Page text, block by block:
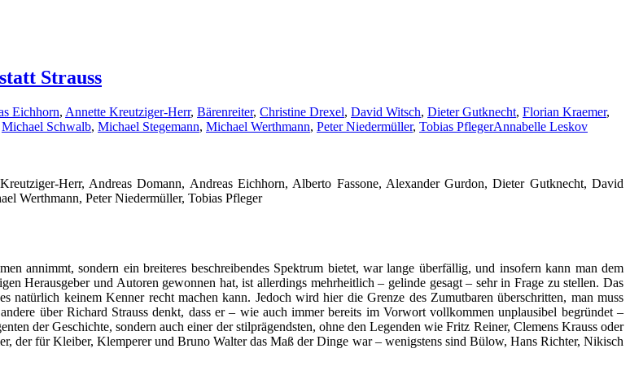
Strauss
Eichhorn, Annette Kreutziger-Herr, Bärenreiter, Christine Drexel, David Witsch, Dieter Gutknecht, Florian Kraemer,
Michael Schwalb, Michael Stegemann, Michael Werthmann, Peter Niedermüller, Tobias PflegerAnnabelle Leskov
Herr, Andreas Domann, Andreas Eichhorn, Alberto Fassone, Alexander Gurdon, Dieter Gutknecht, David
Werthmann, Peter Niedermüller, Tobias Pfleger
annimmt, sondern ein breiteres beschreibendes Spektrum bietet, war lange überfällig, und insofern kann man dem
Herausgeber und Autoren gewonnen hat, ist allerdings mehrheitlich – gelinde gesagt – sehr in Frage zu stellen. Das
keinem Kenner recht machen kann. Jedoch wird hier die Grenze des Zumutbaren überschritten, man muss
über Richard Strauss denkt, dass er – wie auch immer bereits im Vorwort vollkommen unplausibel begründet –
der Geschichte, sondern auch einer der stilprägendsten, ohne den Legenden wie Fritz Reiner, Clemens Krauss oder
der für Kleiber, Klemperer und Bruno Walter das Maß der Dinge war – wenigstens sind Bülow, Hans Richter, Nikisch